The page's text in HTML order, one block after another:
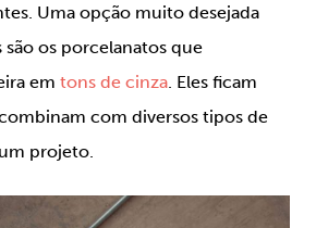
Uma opção muito desejada
são os porcelanatos que
em tons de cinza. Eles ficam
com diversos tipos de
projeto.